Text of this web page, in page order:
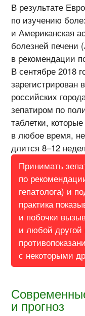
В результате
по изучению
и Американская
болезней печени
в рекомендации
В сентябре 2018
зарегистрирован
российских
зепатиром по
таблетки,
в любое время,
длится 8–12
Принимать
по
гепатолога) и
практика
и побочки
и любой другой
с некоторыми
и прогноз